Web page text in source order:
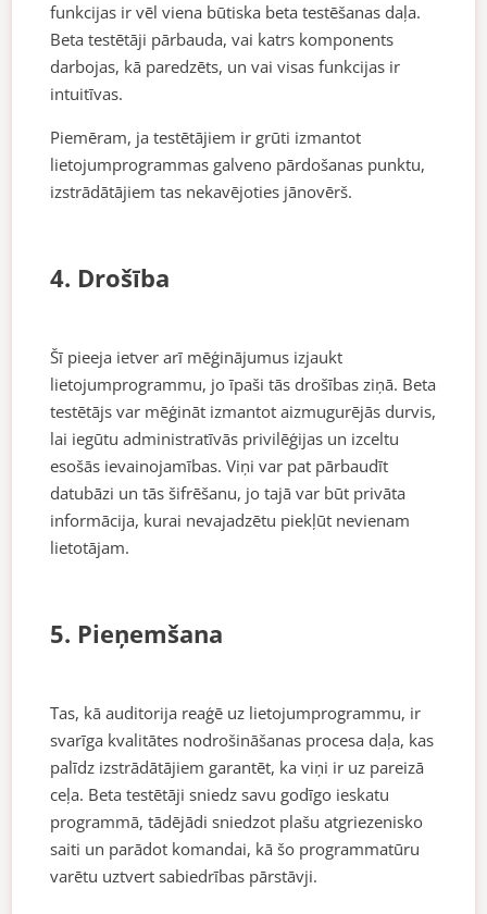
funkcijas ir vēl viena būtiska beta testēšanas daļa.
Beta testētāji pārbauda, vai katrs komponents
darbojas, kā paredzēts, un vai visas funkcijas ir
intuitīvas.
Piemēram, ja testētājiem ir grūti izmantot
lietojumprogrammas galveno pārdošanas punktu,
izstrādātājiem tas nekavējoties jānovērš.
4. Drošība
Šī pieeja ietver arī mēģinājumus izjaukt
lietojumprogrammu, jo īpaši tās drošības ziņā. Beta
testētājs var mēģināt izmantot aizmugurējās durvis,
lai iegūtu administratīvās privilēģijas un izceltu
esošās ievainojamības. Viņi var pat pārbaudīt
datubāzi un tās šifrēšanu, jo tajā var būt privāta
informācija, kurai nevajadzētu piekļūt nevienam
lietotājam.
5. Pieņemšana
Tas, kā auditorija reaģē uz lietojumprogrammu, ir
svarīga kvalitātes nodrošināšanas procesa daļa, kas
palīdz izstrādātājiem garantēt, ka viņi ir uz pareizā
ceļa. Beta testētāji sniedz savu godīgo ieskatu
programmā, tādējādi sniedzot plašu atgriezenisko
saiti un parādot komandai, kā šo programmatūru
varētu uztvert sabiedrības pārstāvji.